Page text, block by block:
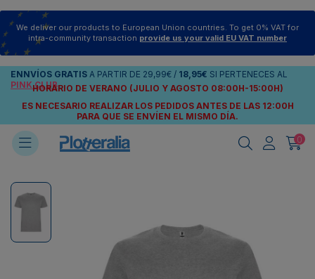
We deliver our products to European Union countries. To get 0% VAT for
intra-community transaction provide us your valid EU VAT number
ENNVÍOS GRATIS A PARTIR DE 29,99€ / 18,95€ SI PERTENECES AL
PINK CLUB
HORARIO DE VERANO (JULIO Y AGOSTO 08:00H-15:00H)
ES NECESARIO REALIZAR LOS PEDIDOS ANTES DE LAS 12:00H
PARA QUE SE ENVÍEN EL MISMO DÍA.
0